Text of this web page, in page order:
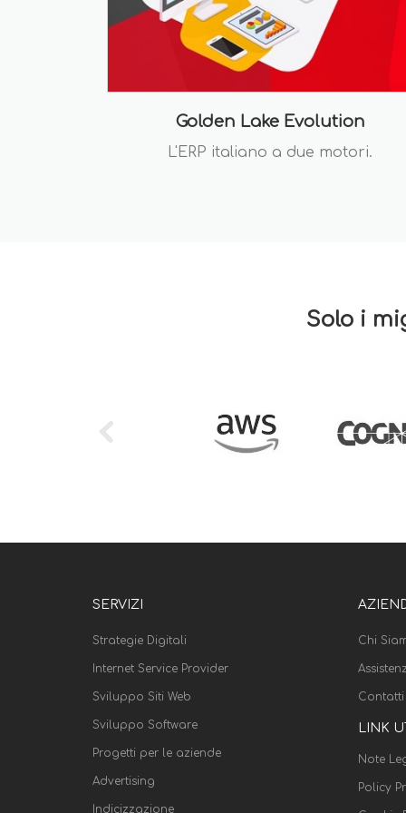
Golden Lake Evolution
L'ERP italiano a due motori.
Solo i
SERVIZI
Strategie Digitali
Internet Service Provider
Sviluppo Siti Web
Sviluppo Software
Progetti per le aziende
Advertising
Indicizzazione
Chi
Contatti
LINK
Note
Policy